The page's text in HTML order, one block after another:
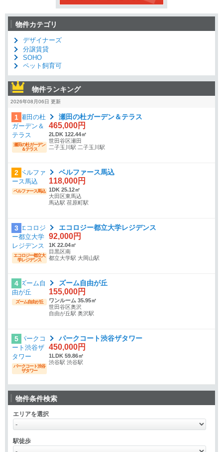
物件カテゴリ
デザイナーズ
分譲賃貸
SOHO
ペット飼育可
物件ランキング
2026年08月06日 更新
1
瀬田の杜ガーデン
＆テラス
瀬田の杜ガーデン＆テラス
465,000円
2LDK 122.44㎡
世田谷区瀬田
二子玉川駅 二子玉川駅
2
ベルファース馬込
ベルファース馬込
118,000円
1DK 25.12㎡
大田区東馬込
馬込駅 荏原町駅
3
エコロジー都立大
学レジデンス
エコロジー都立大学レジデンス
92,000円
1K 22.04㎡
目黒区南
都立大学駅 大岡山駅
4
ズーム自由が丘
ズーム自由が丘
155,000円
ワンルーム 35.95㎡
世田谷区奥沢
自由が丘駅 奥沢駅
5
パークコート渋谷
ザタワー
パークコート渋谷ザタワー
450,000円
1LDK 59.86㎡
渋谷駅 渋谷駅
物件条件検索
エリアを選択
駅徒歩